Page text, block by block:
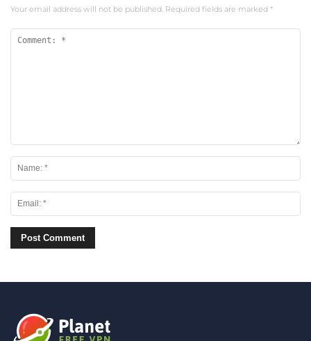
Your email address will not be published. Required fields are marked *